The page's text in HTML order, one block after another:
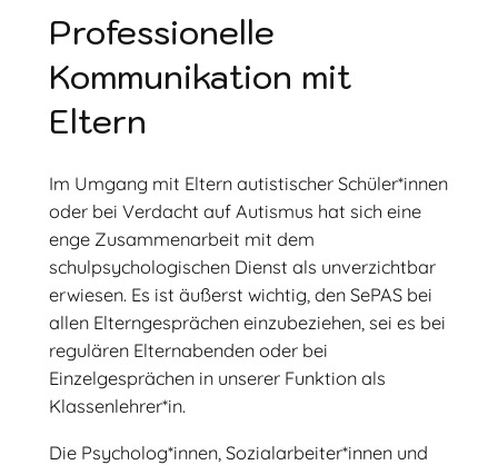
Professionelle
Kommunikation mit
Eltern
Im Umgang mit Eltern autistischer Schüler*innen
oder bei Verdacht auf Autismus hat sich eine
enge Zusammenarbeit mit dem
schulpsychologischen Dienst als unverzichtbar
erwiesen. Es ist äußerst wichtig, den SePAS bei
allen Elterngesprächen einzubeziehen, sei es bei
regulären Elternabenden oder bei
Einzelgesprächen in unserer Funktion als
Klassenlehrer*in.
Die Psycholog*innen, Sozialarbeiter*innen und